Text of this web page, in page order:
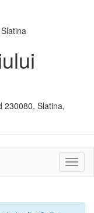
230080, Slatina,
sau